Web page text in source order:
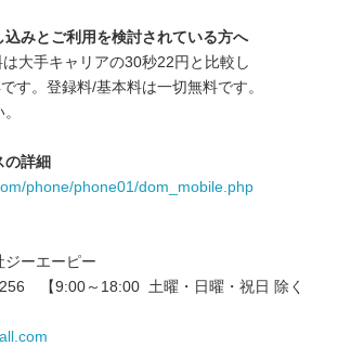
込みとご利用を検討されている方へ
大手キャリアの30秒22円と比較し
す。登録料/基本料は一切無料です。
詳細
phone/phone01/dom_mobile.php
ジーエーピー
256 【9:00～18:00 土曜・日曜・祝日 除く